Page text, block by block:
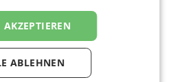
mit einem klassischen
größten
AKZEPTIEREN
ABLEHNEN